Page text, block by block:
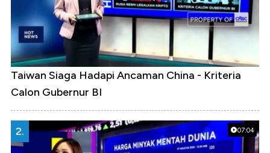
Taiwan Siaga Hadapi Ancaman China - Kriteria
Calon Gubernur BI
07:04
2.